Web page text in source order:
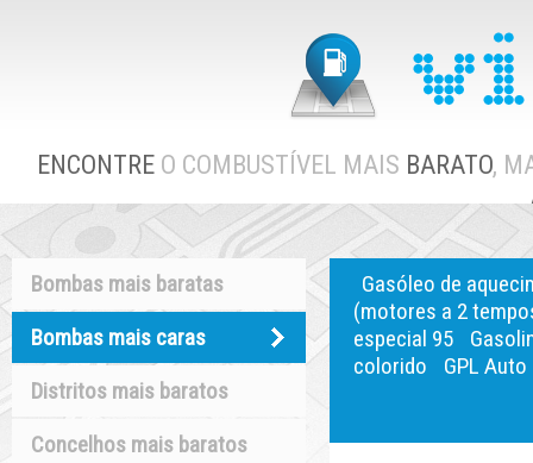
ENCONTRE O COMBUSTÍVEL MAIS BARATO,
Bombas mais baratas
Bombas mais caras
Distritos mais baratos
Concelhos mais baratos
Gasóleo de
(motores a 2
especial 95
colorido
GPL Auto